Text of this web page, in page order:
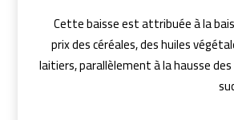
Cette baisse est attribuée à la
prix des céréales, des huiles
laitiers, parallèlement à la hausse